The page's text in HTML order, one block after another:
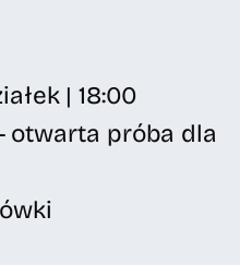
| 18:00
otwarta próba dla